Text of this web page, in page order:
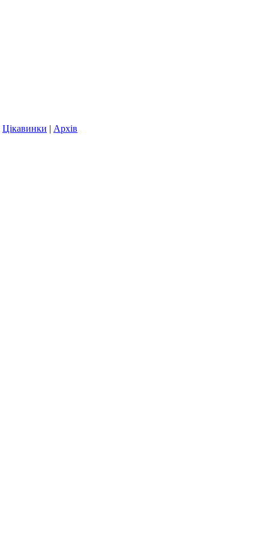
Цікавинки | Архів